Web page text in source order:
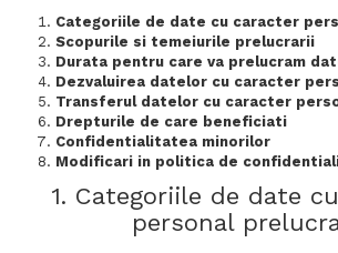
Categoriile de date cu caracter
Scopurile si temeiurile prelucrarii
Durata pentru care va prelucram
Dezvaluirea datelor cu caracter
Transferul datelor cu caracter
Drepturile de care beneficiati
Confidentialitatea minorilor
Modificari in politica de
1. Categoriile de date
personal